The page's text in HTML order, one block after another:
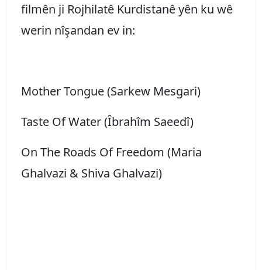
filmên ji Rojhilatê Kurdistanê yên ku wê
werin nîşandan ev in:
Mother Tongue (Sarkew Mesgari)
Taste Of Water (Îbrahîm Saeedî)
On The Roads Of Freedom (Maria
Ghalvazi & Shiva Ghalvazi)